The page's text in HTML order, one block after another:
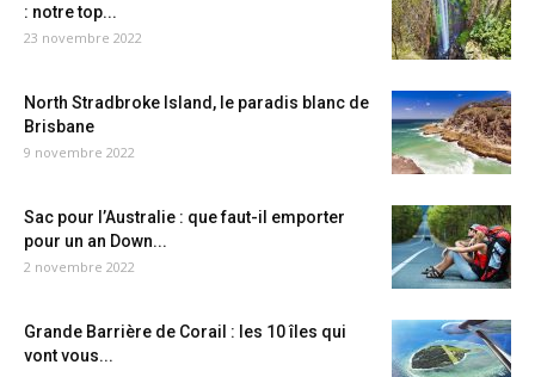
: notre top...
23 novembre 2022
North Stradbroke Island, le paradis blanc de
Brisbane
9 novembre 2022
Sac pour l’Australie : que faut-il emporter
pour un an Down...
2 novembre 2022
Grande Barrière de Corail : les 10 îles qui
vont vous...